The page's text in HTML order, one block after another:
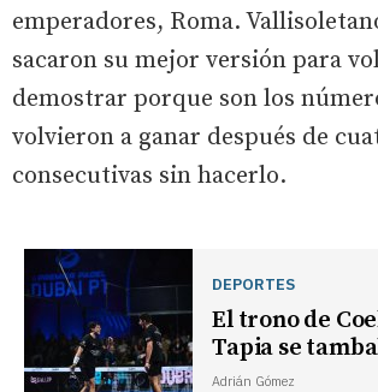
emperadores, Roma.
sacaron su mejor versión para
demostrar porque son los
volvieron a ganar después de
consecutivas sin hacerlo.
DEPORTES
El trono de
Tapia se
Adrián Gómez